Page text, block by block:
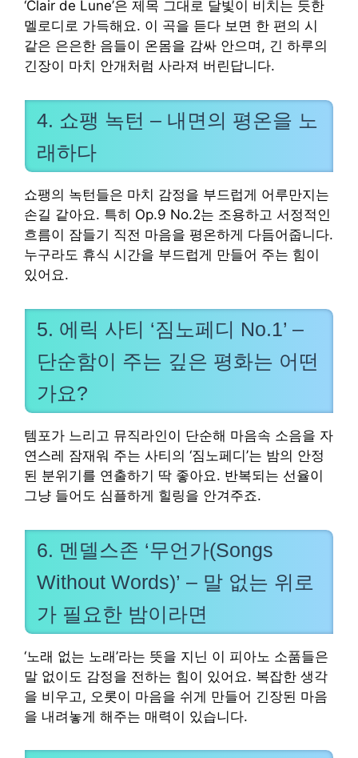
‘Clair de Lune’은 제목 그대로 달빛이 비치는 듯한
멜로디로 가득해요. 이 곡을 듣다 보면 한 편의 시
같은 은은한 음들이 온몸을 감싸 안으며, 긴 하루의
긴장이 마치 안개처럼 사라져 버린답니다.
4. 쇼팽 녹턴 – 내면의 평온을 노
래하다
쇼팽의 녹턴들은 마치 감정을 부드럽게 어루만지는
손길 같아요. 특히 Op.9 No.2는 조용하고 서정적인
흐름이 잠들기 직전 마음을 평온하게 다듬어줍니다.
누구라도 휴식 시간을 부드럽게 만들어 주는 힘이
있어요.
5. 에릭 사티 ‘짐노페디 No.1’ –
단순함이 주는 깊은 평화는 어떤
가요?
템포가 느리고 뮤직라인이 단순해 마음속 소음을 자
연스레 잠재워 주는 사티의 ‘짐노페디’는 밤의 안정
된 분위기를 연출하기 딱 좋아요. 반복되는 선율이
그냥 들어도 심플하게 힐링을 안겨주죠.
6. 멘델스존 ‘무언가(Songs
Without Words)’ – 말 없는 위로
가 필요한 밤이라면
‘노래 없는 노래’라는 뜻을 지닌 이 피아노 소품들은
말 없이도 감정을 전하는 힘이 있어요. 복잡한 생각
을 비우고, 오롯이 마음을 쉬게 만들어 긴장된 마음
을 내려놓게 해주는 매력이 있습니다.